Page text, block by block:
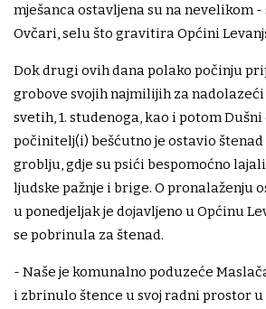
mješanca ostavljena su na nevelikom
Ovčari, selu što gravitira Općini
Dok drugi ovih dana polako počinju
grobove svojih najmilijih za
svetih, 1. studenoga, kao i potom
počinitelj(i) bešćutno je ostavio
groblju, gdje su psići bespomoćno
ljudske pažnje i brige. O pronalaženju
u ponedjeljak je dojavljeno u Općinu
se pobrinula za štenad.
- Naše je komunalno poduzeće
i zbrinulo štence u svoj radni prostor